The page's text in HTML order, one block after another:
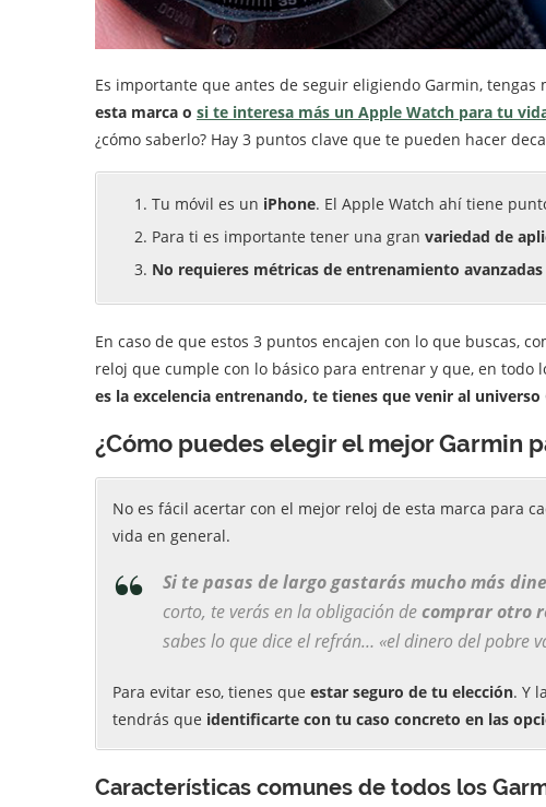
Es importante que antes de seguir eligiendo Garmin, tengas
esta marca o si te interesa más un Apple Watch para tu
¿cómo saberlo? Hay 3 puntos clave que te pueden hacer
Tu móvil es un iPhone. El Apple Watch ahí tiene
Para ti es importante tener una gran variedad de
No requieres métricas de entrenamiento avanzadas
En caso de que estos 3 puntos encajen con lo que buscas,
reloj que cumple con lo básico para entrenar y que, en todo
es la excelencia entrenando, te tienes que venir al universo
¿Cómo puedes elegir el mejor Garmin
No es fácil acertar con el mejor reloj de esta marca para
vida en general.
Si te pasas de largo gastarás mucho más
corto, te verás en la obligación decomprar otro
sabes lo que dice el refrán… «el dinero del pobre
Para evitar eso, tienes que estar seguro de tu elección. Y
tendrás que identificarte con tu caso concreto en las
Características comunes de todos los